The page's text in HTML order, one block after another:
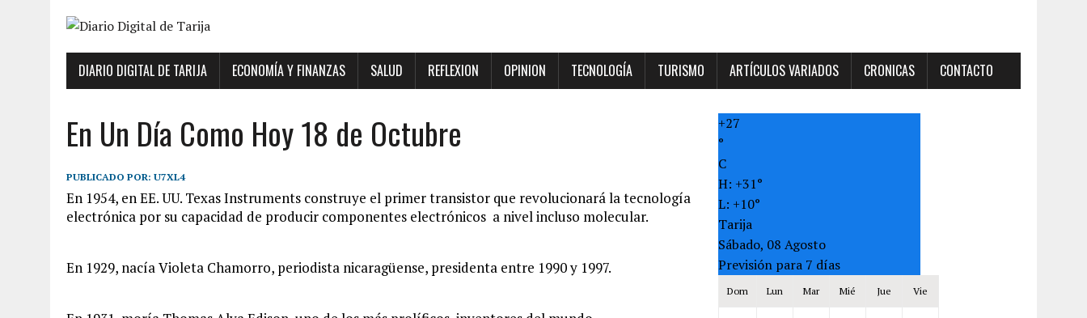
DIARIO DIGITAL DE TARIJA ECONOMÍA Y FINANZAS SALUD REFLEXION OPINION TECNOLOGÍA TURISMO ARTÍCULOS VARIADOS CRONICAS CONTACTO
En Un Día Como Hoy 18 de Octubre
PUBLICADO POR: U7XL4
En 1954, en EE. UU. Texas Instruments construye el primer transistor que revolucionará la tecnología
electrónica por su capacidad de producir componentes electrónicos a nivel incluso molecular.
En 1929, nacía Violeta Chamorro, periodista nicaragüense, presidenta entre 1990 y 1997.
+27
°
C
H: +31°
L: +10°
Tarija
Sábado, 08 Agosto
Previsión para 7 días
Dom Lun Mar Mié Jue Vie